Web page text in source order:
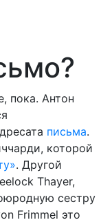
пока. Антон
письма.
которой
. Другой
Thayer,
сестру
Frimmel это